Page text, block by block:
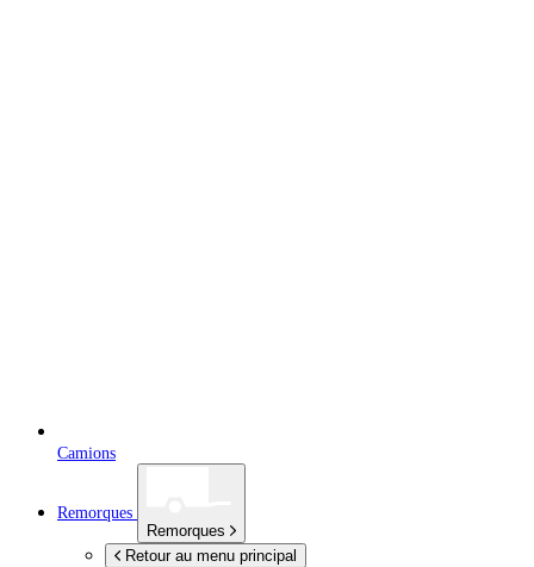
Camions
Remorques
Remorques
Retour au menu principal